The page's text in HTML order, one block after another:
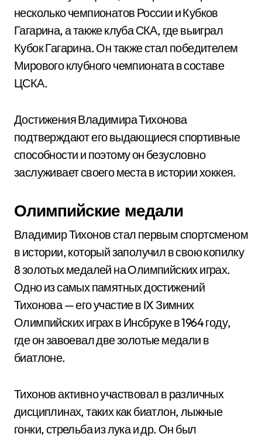
несколько чемпионатов России и Кубков
Гагарина, а также клуба СКА, где выиграл
Кубок Гагарина. Он также стал победителем
Мирового клубного чемпионата в составе
ЦСКА.
Достижения Владимира Тихонова
подтверждают его выдающиеся спортивные
способности и поэтому он безусловно
заслуживает своего места в истории хоккея.
Олимпийские медали
Владимир Тихонов стал первым спортсменом
в истории, который заполучил в свою копилку
8 золотых медалей на Олимпийских играх.
Одно из самых памятных достижений
Тихонова — его участие в IX Зимних
Олимпийских играх в Инсбруке в 1964 году,
где он завоевал две золотые медали в
биатлоне.
Тихонов активно участвовал в различных
дисциплинах, таких как биатлон, лыжные
гонки, стрельба из лука и др. Он был